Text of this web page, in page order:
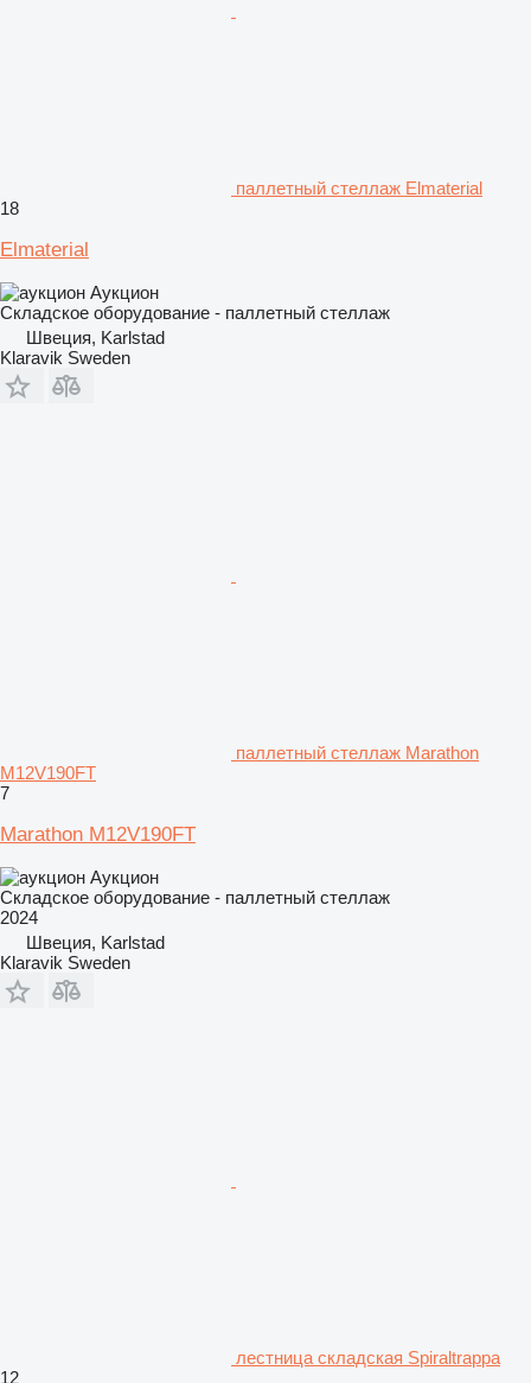
паллетный стеллаж Elmaterial
18
Elmaterial
Аукцион
Складское оборудование - паллетный стеллаж
Швеция, Karlstad
Klaravik Sweden
паллетный стеллаж Marathon
M12V190FT
7
Marathon M12V190FT
Аукцион
Складское оборудование - паллетный стеллаж
2024
Швеция, Karlstad
Klaravik Sweden
лестница складская Spiraltrappa
12